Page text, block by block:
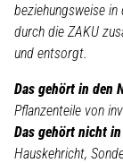
beziehungsweise
durch die ZAKU
und entsorgt.
Das gehört in den
Pflanzenteile von
Das gehört nicht
Hauskehricht,